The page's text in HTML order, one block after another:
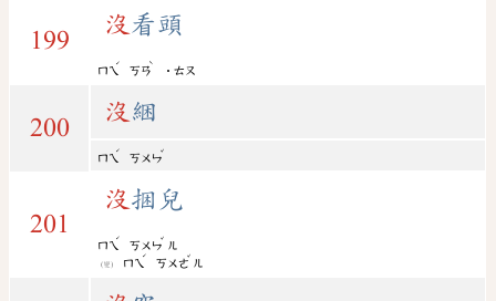
199
沒 看頭
ㄇㄟ
ˊ
ㄎㄢ
ˋ
˙ㄊㄡ
200
沒 綑
ㄇㄟ
ˊ
ㄎㄨㄣ
ˇ
201
沒 捆兒
ㄇㄟ
ˊ
ㄎㄨㄣ
ˇ
ㄦ
(變) ㄇㄟ
ˊ
ㄎㄨㄜ
ˇ
ㄦ